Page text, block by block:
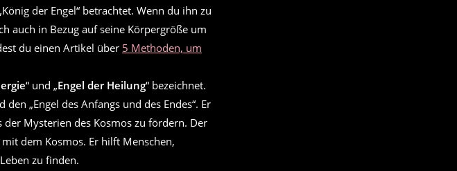
der Engel“ betrachtet. Wenn du ihn zu
auch in Bezug auf seine Körpergröße um
du einen Artikel über 5 Methoden, um
“ und „Engel der Heilung“ bezeichnet.
„Engel des Anfangs und des Endes“. Er
Mysterien des Kosmos zu fördern. Der
dem Kosmos. Er hilft Menschen,
zu finden.